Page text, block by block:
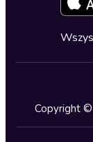
Kryminały
Lektury szkolne
Cykle
Copyright